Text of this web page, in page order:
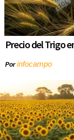
Precio del Trigo
Porinfocampo